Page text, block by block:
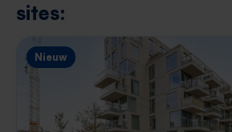
sites:
Nieuw